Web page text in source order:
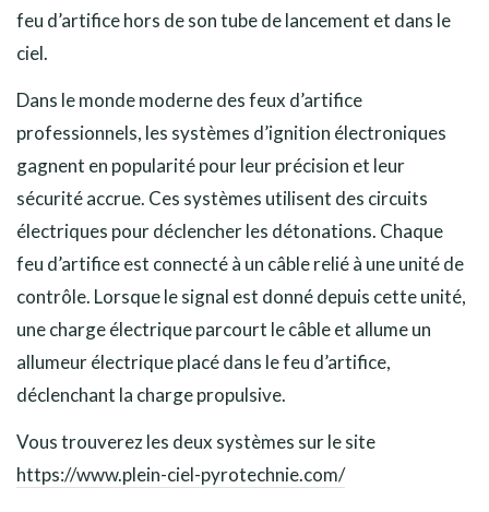
feu d’artifice hors de son tube de lancement et dans le
ciel.
Dans le monde moderne des feux d’artifice
professionnels, les systèmes d’ignition électroniques
gagnent en popularité pour leur précision et leur
sécurité accrue. Ces systèmes utilisent des circuits
électriques pour déclencher les détonations. Chaque
feu d’artifice est connecté à un câble relié à une unité de
contrôle. Lorsque le signal est donné depuis cette unité,
une charge électrique parcourt le câble et allume un
allumeur électrique placé dans le feu d’artifice,
déclenchant la charge propulsive.
Vous trouverez les deux systèmes sur le site
https://www.plein-ciel-pyrotechnie.com/